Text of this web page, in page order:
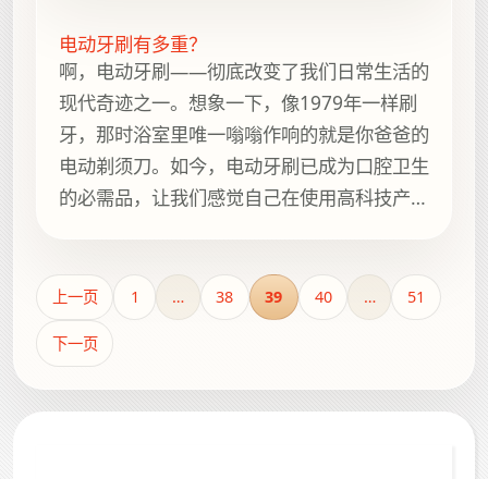
电动牙刷有多重？
啊，电动牙刷——彻底改变了我们日常生活的
现代奇迹之一。想象一下，像1979年一样刷
牙，那时浴室里唯一嗡嗡作响的就是你爸爸的
电动剃须刀。如今，电动牙刷已成为口腔卫生
的必需品，让我们感觉自己在使用高科技产
重量在4到8盎司（113到227克）之间。它足
够轻，可以像绝地武士的光剑一样挥舞
上一页 1 … 38 39 40 … 51
下一页